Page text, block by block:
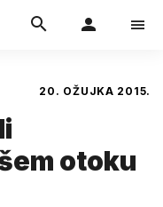
20. OŽUJKA 2015.
otoku